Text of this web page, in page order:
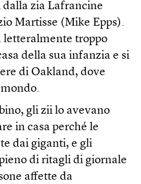
dalla zia Lafrancine
Martisse (Mike Epps).
letteralmente troppo
della sua infanzia e si
di Oakland, dove
gli zii lo avevano
in casa perché le
dai giganti, e gli
di ritagli di giornale
affette da